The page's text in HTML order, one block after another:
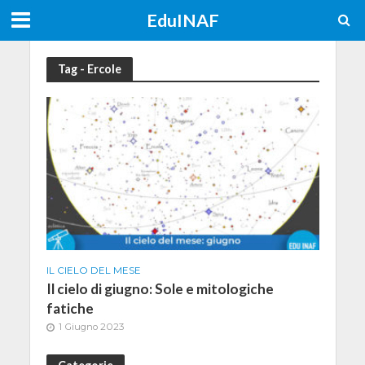
EduINAF
Tag - Ercole
IL CIELO DEL MESE
Il cielo di giugno: Sole e mitologiche
fatiche
1 Giugno 2023